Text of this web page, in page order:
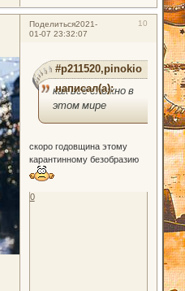
Поделиться 10
2021-
01-07 23:32:07
#p211520,pinokio
написал(а):
как все сложно в
этом мире
скоро годовщина этому
карантинному безобразию
0